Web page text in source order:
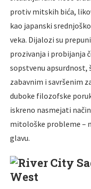
protiv mitskih bića,
kao japanski
veka. Dijalozi su
prozivanja i probijanja
sopstvenu
zabavnim i savršenim
duboke filozofske
iskreno nasmejati
mitološke probleme –
glavu.